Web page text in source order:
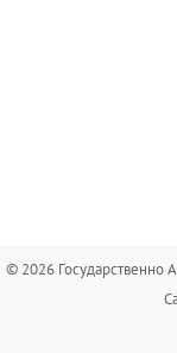
© 2026 Государственно